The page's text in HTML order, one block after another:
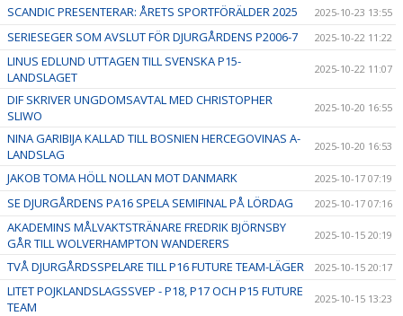
SCANDIC PRESENTERAR: ÅRETS SPORTFÖRÄLDER 2025 2025-10-23 13:55
SERIESEGER SOM AVSLUT FÖR DJURGÅRDENS P2006-7 2025-10-22 11:22
LINUS EDLUND UTTAGEN TILL SVENSKA P15-
LANDSLAGET
2025-10-22 11:07
DIF SKRIVER UNGDOMSAVTAL MED CHRISTOPHER
SLIWO
2025-10-20 16:55
NINA GARIBIJA KALLAD TILL BOSNIEN HERCEGOVINAS A-
LANDSLAG
2025-10-20 16:53
JAKOB TOMA HÖLL NOLLAN MOT DANMARK 2025-10-17 07:19
SE DJURGÅRDENS PA16 SPELA SEMIFINAL PÅ LÖRDAG 2025-10-17 07:16
AKADEMINS MÅLVAKTSTRÄNARE FREDRIK BJÖRNSBY
GÅR TILL WOLVERHAMPTON WANDERERS
2025-10-15 20:19
TVÅ DJURGÅRDSSPELARE TILL P16 FUTURE TEAM-LÄGER 2025-10-15 20:17
LITET POJKLANDSLAGSSVEP - P18, P17 OCH P15 FUTURE
TEAM
2025-10-15 13:23